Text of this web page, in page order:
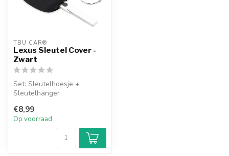
TBU CAR®
Lexus Sleutel Cover -
Zwart
Set: Sleutelhoesje +
Sleutelhanger
€8,99
Op voorraad